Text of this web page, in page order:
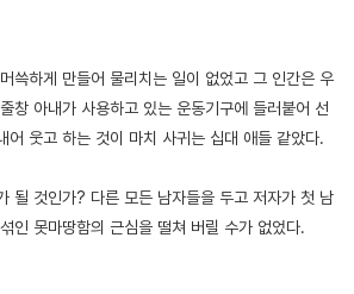
쓱하게 만들어 물리치는 일이 없었고 그 인간은 우
창 아내가 사용하고 있는 운동기구에 들러붙어 선
어 웃고 하는 것이 마치 사귀는 십대 애들 같았다.
될 것인가? 다른 모든 남자들을 두고 저자가 첫 남
인 못마땅함의 근심을 떨쳐 버릴 수가 없었다.